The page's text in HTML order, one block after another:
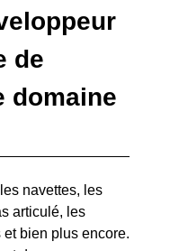
de
domaine
navettes, les
articulé, les
bien plus encore.